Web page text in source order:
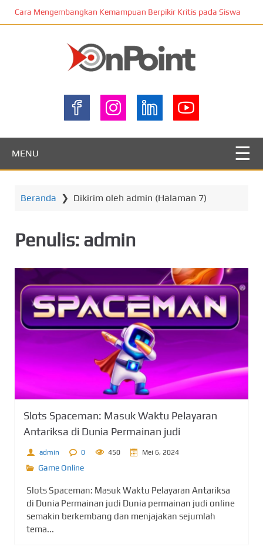
Cara Mengembangkan Kemampuan Berpikir Kritis pada Siswa
ONPOINT
MENU
Beranda ❯ Dikirim oleh admin (Halaman 7)
Penulis: admin
Slots Spaceman: Masuk Waktu Pelayaran
Antariksa di Dunia Permainan judi
admin 0 450 Mei 6, 2024
Game Online
Slots Spaceman: Masuk Waktu Pelayaran Antariksa
di Dunia Permainan judi Dunia permainan judi online
semakin berkembang dan menjajakan sejumlah
tema...